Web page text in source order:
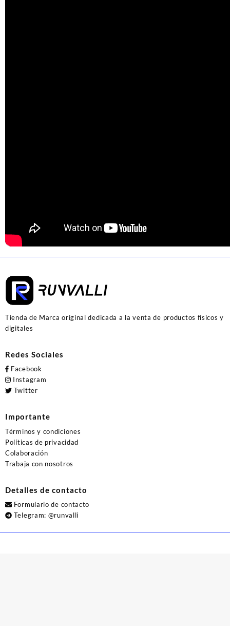
Tienda de Marca original dedicada a la venta de productos físicos y
digitales
Redes Sociales
Facebook
Instagram
Twitter
Importante
Términos y condiciones
Políticas de privacidad
Colaboración
Trabaja con nosotros
Detalles de contacto
Formulario de contacto
Telegram: @runvalli